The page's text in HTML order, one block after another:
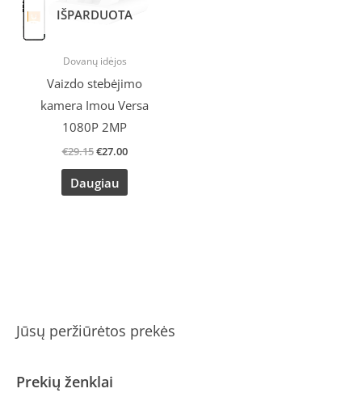
Jūsų peržiūrėtos prekės
Prekių ženklai
IŠPARDUOTA
Dovanų idėjos
Vaizdo stebėjimo
kamera Imou Versa
1080P 2MP
€29.15€27.00
Daugiau